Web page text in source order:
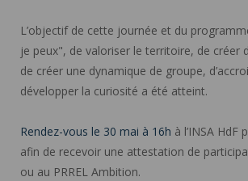
L’objectif de cette journée et du
je peux", de valoriser le territoire, de créer
de créer une dynamique de groupe,
développer la curiosité a été atteint.
Rendez-vous le 30 mai à 16h à l’INSA HdF
afin de recevoir une attestation de
ou au PRREL Ambition.